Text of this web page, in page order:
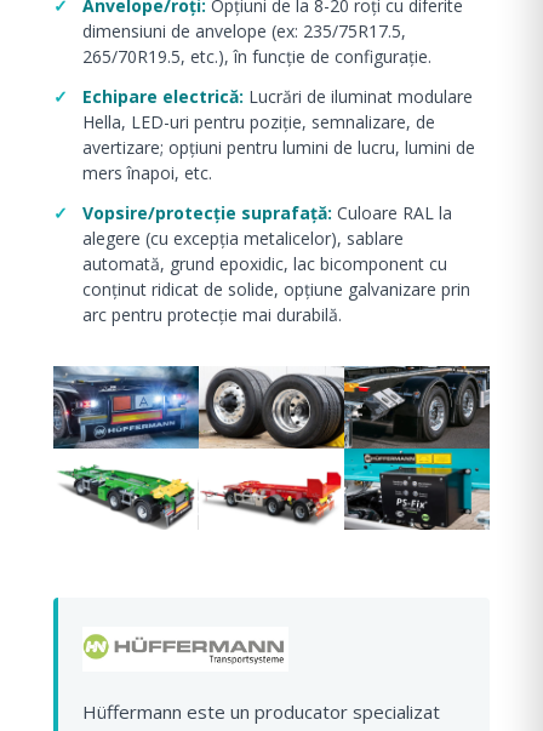
Anvelope/roţi: Opţiuni de la 8-20 roţi cu diferite
dimensiuni de anvelope (ex: 235/75R17.5,
265/70R19.5, etc.), în funcţie de configuraţie.
Echipare electrică: Lucrări de iluminat modulare
Hella, LED-uri pentru poziție, semnalizare, de
avertizare; opțiuni pentru lumini de lucru, lumini de
mers înapoi, etc.
Vopsire/protecţie suprafaţă: Culoare RAL la
alegere (cu excepția metalicelor), sablare
automată, grund epoxidic, lac bicomponent cu
conținut ridicat de solide, opțiune galvanizare prin
arc pentru protecție mai durabilă.
Hüffermann este un producator specializat